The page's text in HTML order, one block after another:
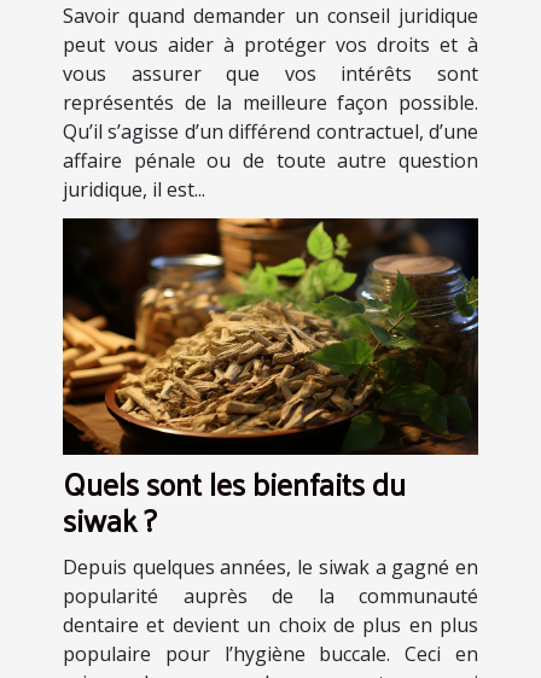
Savoir quand demander un conseil juridique
peut vous aider à protéger vos droits et à
vous assurer que vos intérêts sont
représentés de la meilleure façon possible.
Qu’il s’agisse d’un différend contractuel, d’une
affaire pénale ou de toute autre question
juridique, il est...
Quels sont les bienfaits du
siwak ?
Depuis quelques années, le siwak a gagné en
popularité auprès de la communauté
dentaire et devient un choix de plus en plus
populaire pour l’hygiène buccale. Ceci en